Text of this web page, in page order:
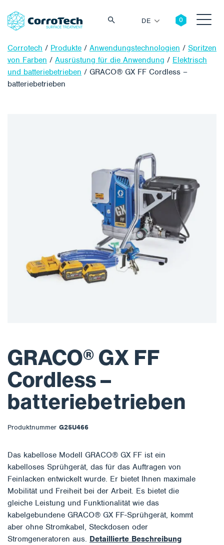
DE
Corrotech / Produkte / Anwendungstechnologien / Spritzen
von Farben / Ausrüstung für die Anwendung / Elektrisch
und batteriebetrieben / GRACO® GX FF Cordless –
batteriebetrieben
GRACO® GX FF
Cordless –
batteriebetrieben
Produktnummer G25U466
Das kabellose Modell GRACO® GX FF ist ein
kabelloses Sprühgerät, das für das Auftragen von
Feinlacken entwickelt wurde. Er bietet Ihnen maximale
Mobilität und Freiheit bei der Arbeit. Es bietet die
gleiche Leistung und Funktionalität wie das
kabelgebundene GRACO® GX FF-Sprühgerät, kommt
aber ohne Stromkabel, Steckdosen oder
Stromgeneratoren aus. Detaillierte Beschreibung